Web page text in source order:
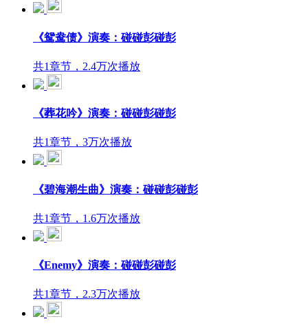
《鸳鸯债》演奏：碰碰彭碰彭
共1章节，2.4万次播放
《葬花吟》演奏：碰碰彭碰彭
共1章节，3万次播放
《碧海潮生曲》演奏：碰碰彭碰彭
共1章节，1.6万次播放
《Enemy》演奏：碰碰彭碰彭
共1章节，2.3万次播放